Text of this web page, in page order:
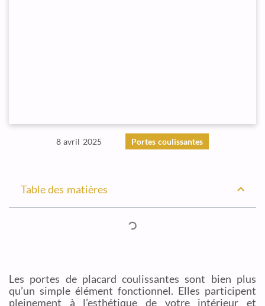
8 avril 2025 Portes coulissantes
Table des matières
Les portes de placard coulissantes sont bien plus
qu’un simple élément fonctionnel. Elles participent
pleinement à l’esthétique de votre intérieur et